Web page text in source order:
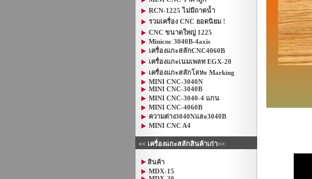
RCN-1225 ไม่มีถาดน้ำ
รวมเครื่อง CNC ยอดนิยม !
CNC ขนาดใหญ่ 1225
Minicnc 3040B-4axis
เครื่องแกะสลักCNC4060B
เครื่องแกะเนมเพลท EGX-20
เครื่องแกะสลักโลหะ Marking
MINI CNC-3040N
MINI CNC-3040B
MINI CNC-3040-4 แกน
MINI CNC-4060B
ความต่าง3040Nและ3040B
MINI CNC A4
<< เครื่องแกะสลักสินค้าเก่า>>
สินค้า
MDX-15